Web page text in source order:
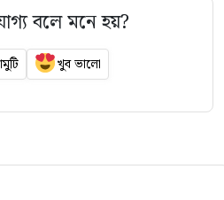
বলে মনে হয়?
খুব ভালো